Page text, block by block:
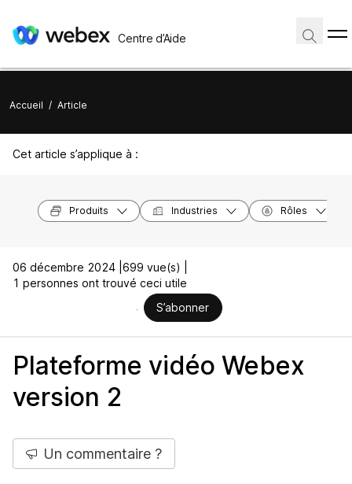
Centre d’Aide
Accueil / Article
Cet article s’applique à :
Produits Industries Rôles
06 décembre 2024 | 699 vue(s) |
1 personnes ont trouvé ceci utile
S’abonner
Plateforme vidéo Webex
version 2
Un commentaire ?